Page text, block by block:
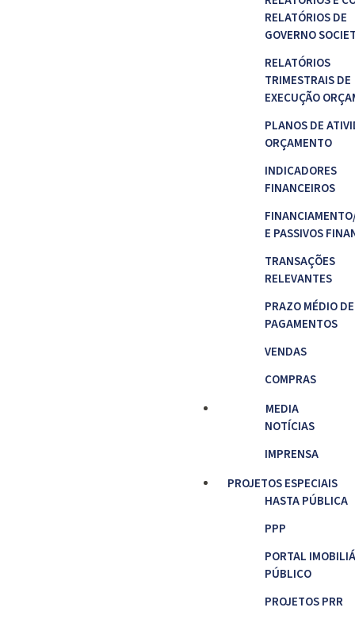
RELATÓRIOS DE
GOVERNO
RELATÓRIOS
TRIMESTRAIS DE
EXECUÇÃO
PLANOS DE
ORÇAMENTO
INDICADORES
FINANCEIROS
E PASSIVOS
TRANSAÇÕES
RELEVANTES
PRAZO MÉDIO DE
PAGAMENTOS
VENDAS
COMPRAS
MEDIA
NOTÍCIAS
IMPRENSA
PROJETOS ESPECIAIS
HASTA PÚBLICA
PPP
PORTAL
PÚBLICO
PROJETOS PRR